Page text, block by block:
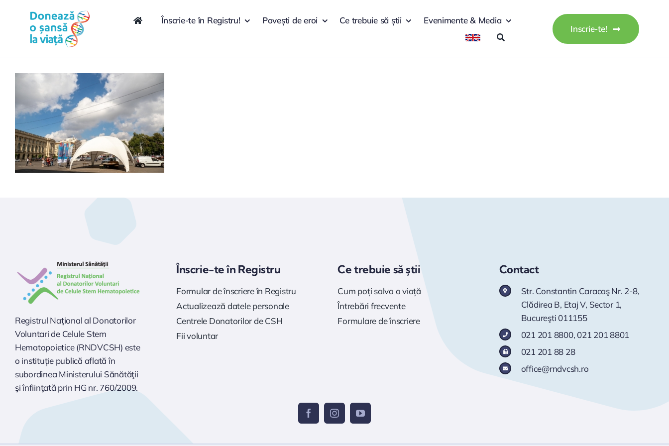
Înscrie-te în Registru! Povești de eroi Ce trebuie să știi
Evenimente & Media
Inscrie-te!
Registrul Naţional al Donatorilor
Voluntari de Celule Stem
Hematopoietice (RNDVCSH) este
o instituție publică aflată în
subordinea Ministerului Sănătăţii
şi înfiinţată prin HG nr. 760/2009.
Înscrie-te în Registru
Formular de înscriere în Registru
Actualizează datele personale
Centrele Donatorilor de CSH
Fii voluntar
Ce trebuie să știi
Cum poți salva o viață
Întrebări frecvente
Formulare de înscriere
Contact
Str. Constantin Caracaş Nr. 2-8,
Clădirea B, Etaj V, Sector 1,
Bucureşti 011155
021 201 8800, 021 201 8801
021 201 88 28
office@rndvcsh.ro